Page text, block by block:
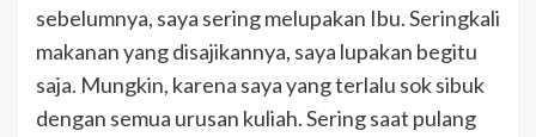
sebelumnya, saya sering melupakan Ibu. Seringkali
makanan yang disajikannya, saya lupakan begitu
saja. Mungkin, karena saya yang terlalu sok sibuk
dengan semua urusan kuliah. Sering saat pulang